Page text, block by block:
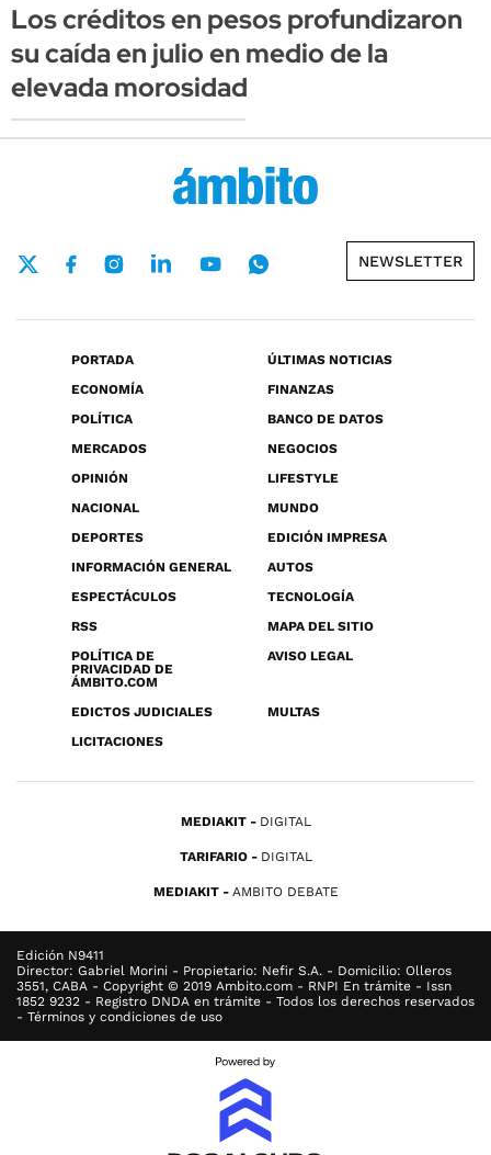
Los créditos en pesos profundizaron
su caída en julio en medio de la
elevada morosidad
NEWSLETTER
PORTADA
ÚLTIMAS NOTICIAS
ECONOMÍA
FINANZAS
POLÍTICA
BANCO DE DATOS
MERCADOS
NEGOCIOS
OPINIÓN
LIFESTYLE
NACIONAL
MUNDO
DEPORTES
EDICIÓN IMPRESA
INFORMACIÓN GENERAL
AUTOS
ESPECTÁCULOS
TECNOLOGÍA
RSS
MAPA DEL SITIO
POLÍTICA DE
PRIVACIDAD DE
ÁMBITO.COM
AVISO LEGAL
EDICTOS JUDICIALES
MULTAS
LICITACIONES
MEDIAKIT DIGITAL
TARIFARIO DIGITAL
MEDIAKIT AMBITO DEBATE
Edición N9411
Director: Gabriel Morini - Propietario: Nefir S.A. - Domicilio: Olleros
3551, CABA - Copyright © 2019 Ambito.com - RNPI En trámite - Issn
1852 9232 - Registro DNDA en trámite - Todos los derechos reservados
- Términos y condiciones de uso